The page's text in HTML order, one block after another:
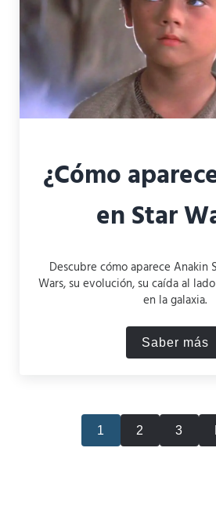
¿Cómo
en Star
Descubre cómo aparece Anakin
Wars, su evolución, su caída al
en la galaxia.
Saber más
Página
1 Página
2 3